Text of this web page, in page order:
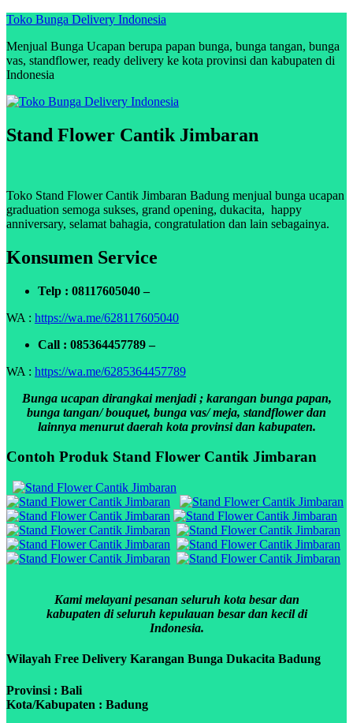
Skip
content
Toko Bunga Delivery Indonesia
Menjual Bunga Ucapan berupa papan bunga, bunga tangan, bunga
vas, standflower, ready delivery ke kota provinsi dan kabupaten di
Indonesia
Stand Flower Cantik Jimbaran
Toko Stand Flower Cantik Jimbaran Badung menjual bunga ucapan
graduation semoga sukses, grand opening, dukacita, happy
anniversary, selamat bahagia, congratulation dan lain sebagainya.
Konsumen Service
Telp : 08117605040 –
WA : https://wa.me/628117605040
Call : 085364457789 –
WA : https://wa.me/6285364457789
Bunga ucapan dirangkai menjadi ; karangan bunga papan,
bunga tangan/ bouquet, bunga vas/ meja, standflower dan
lainnya menurut daerah kota provinsi dan kabupaten.
Contoh Produk Stand Flower Cantik Jimbaran
Kami melayani pesanan seluruh kota besar dan
kabupaten di seluruh kepulauan besar dan kecil di
Indonesia.
Wilayah Free Delivery Karangan Bunga Dukacita Badung
Provinsi : Bali
Kota/Kabupaten : Badung